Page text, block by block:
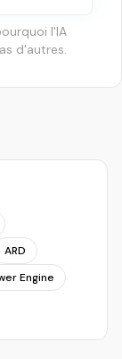
l'IA
d'autres.
ARD
Engine